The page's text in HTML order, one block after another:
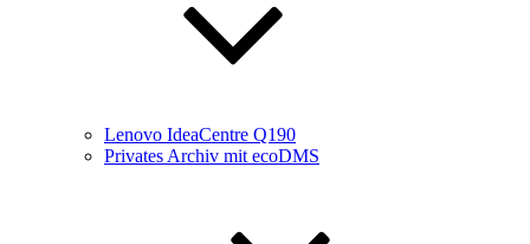
Lenovo IdeaCentre Q190
Privates Archiv mit ecoDMS